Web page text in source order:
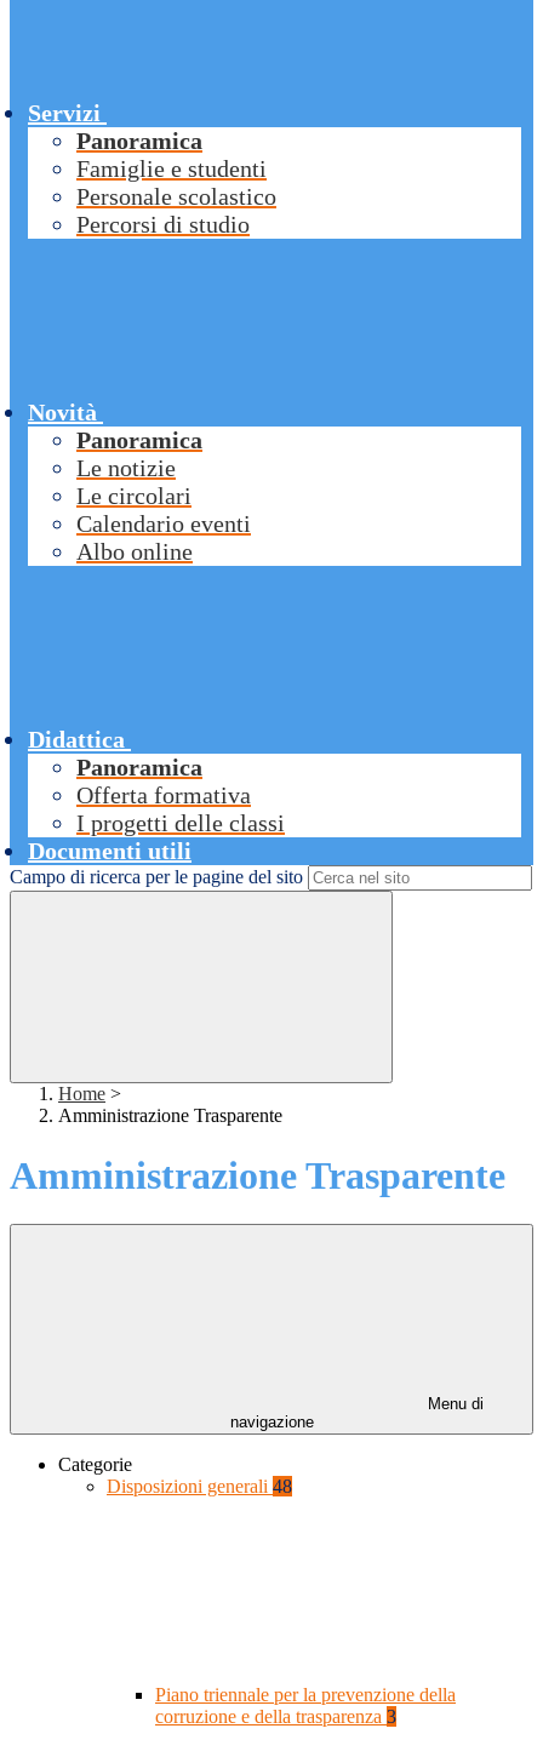
Servizi
Panoramica
Famiglie e studenti
Personale scolastico
Percorsi di studio
Novità
Panoramica
Le notizie
Le circolari
Calendario eventi
Albo online
Didattica
Panoramica
Offerta formativa
I progetti delle classi
Documenti utili
Campo di ricerca per le pagine del sito
Home >
Amministrazione Trasparente
Amministrazione Trasparente
Menu di
navigazione
Categorie
Disposizioni generali 48
Piano triennale per la prevenzione della
corruzione e della trasparenza 3